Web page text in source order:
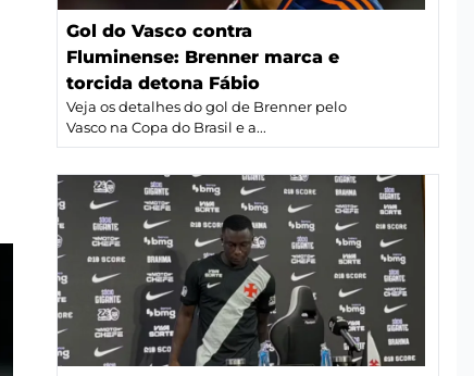
Gol do Vasco contra
Fluminense: Brenner marca e
torcida detona Fábio
Veja os detalhes do gol de Brenner pelo
Vasco na Copa do Brasil e a...